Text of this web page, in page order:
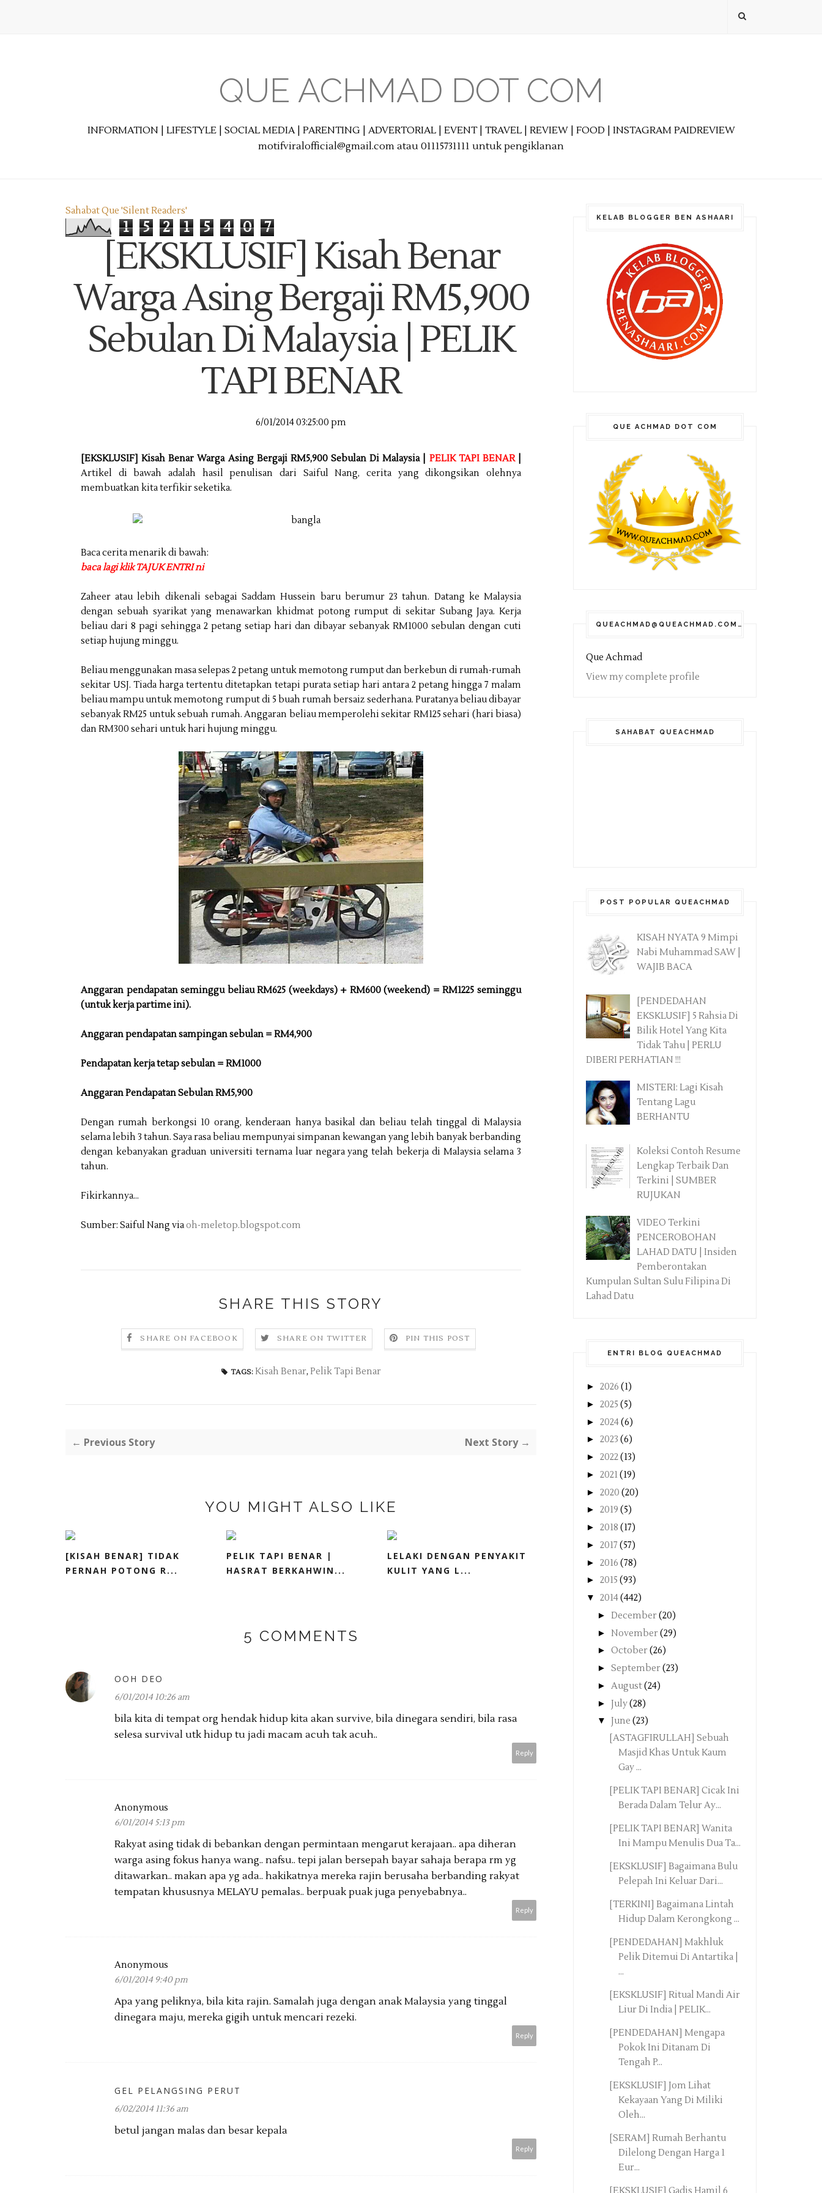
QUE ACHMAD DOT COM
INFORMATION | LIFESTYLE | SOCIAL MEDIA | PARENTING | ADVERTORIAL | EVENT | TRAVEL | REVIEW | FOOD | INSTAGRAM PAIDREVIEW
motifviralofficial@gmail.com atau 01115731111 untuk pengiklanan
Sahabat Que 'Silent Readers'
1 5 2 1 5 4 0 7
[EKSKLUSIF] Kisah Benar
Warga Asing Bergaji RM5,900
Sebulan Di Malaysia | PELIK
TAPI BENAR
6/01/2014 03:25:00 pm
[EKSKLUSIF] Kisah Benar Warga Asing Bergaji RM5,900 Sebulan Di Malaysia | PELIK TAPI BENAR|
Artikel di bawah adalah hasil penulisan dari Saiful Nang, cerita yang dikongsikan olehnya
membuatkan kita terfikir seketika.
Baca cerita menarik di bawah:
baca lagi klik TAJUK ENTRI ni
Zaheer atau lebih dikenali sebagai Saddam Hussein baru berumur 23 tahun. Datang ke Malaysia
dengan sebuah syarikat yang menawarkan khidmat potong rumput di sekitar Subang Jaya. Kerja
beliau dari 8 pagi sehingga 2 petang setiap hari dan dibayar sebanyak RM1000 sebulan dengan cuti
setiap hujung minggu.
Beliau menggunakan masa selepas 2 petang untuk memotong rumput dan berkebun di rumah-rumah
sekitar USJ. Tiada harga tertentu ditetapkan tetapi purata setiap hari antara 2 petang hingga 7 malam
beliau mampu untuk memotong rumput di 5 buah rumah bersaiz sederhana. Puratanya beliau dibayar
sebanyak RM25 untuk sebuah rumah. Anggaran beliau memperolehi sekitar RM125 sehari (hari biasa)
dan RM300 sehari untuk hari hujung minggu.
Anggaran pendapatan seminggu beliau RM625 (weekdays) + RM600 (weekend) = RM1225 seminggu
(untuk kerja partime ini).
Anggaran pendapatan sampingan sebulan = RM4,900
Pendapatan kerja tetap sebulan = RM1000
Anggaran Pendapatan Sebulan RM5,900
Dengan rumah berkongsi 10 orang, kenderaan hanya basikal dan beliau telah tinggal di Malaysia
selama lebih 3 tahun. Saya rasa beliau mempunyai simpanan kewangan yang lebih banyak berbanding
dengan kebanyakan graduan universiti ternama luar negara yang telah bekerja di Malaysia selama 3
tahun.
Fikirkannya…
Sumber: Saiful Nang viaoh-meletop.blogspot.com
SHARE THIS STORY
SHARE ON FACEBOOK SHARE ON TWITTER PIN THIS POST
TAGS: Kisah Benar, Pelik Tapi Benar
← Previous Story Next Story →
YOU MIGHT ALSO LIKE
[KISAH BENAR] TIDAK
PERNAH POTONG R...
PELIK TAPI BENAR |
HASRAT BERKAHWIN...
LELAKI DENGAN PENYAKIT
KULIT YANG L...
5 COMMENTS
OOH DEO
6/01/2014 10:26 am
bila kita di tempat org hendak hidup kita akan survive, bila dinegara sendiri, bila rasa
selesa survival utk hidup tu jadi macam acuh tak acuh..
Reply
Anonymous
6/01/2014 5:13 pm
Rakyat asing tidak di bebankan dengan permintaan mengarut kerajaan.. apa diheran
warga asing fokus hanya wang.. nafsu.. tepi jalan bersepah bayar sahaja berapa rm yg
ditawarkan.. makan apa yg ada.. hakikatnya mereka rajin berusaha berbanding rakyat
tempatan khususnya MELAYU pemalas.. berpuak puak juga penyebabnya..
Reply
Anonymous
6/01/2014 9:40 pm
Apa yang peliknya, bila kita rajin. Samalah juga dengan anak Malaysia yang tinggal
dinegara maju, mereka gigih untuk mencari rezeki.
Reply
GEL PELANGSING PERUT
6/02/2014 11:36 am
betul jangan malas dan besar kepala
Reply
KELAB BLOGGER BEN ASHAARI
QUE ACHMAD DOT COM
QUEACHMAD@QUEACHMAD.COM
Que Achmad
View my complete profile
SAHABAT QUEACHMAD
POST POPULAR QUEACHMAD
KISAH NYATA 9 Mimpi
Nabi Muhammad SAW |
WAJIB BACA
[PENDEDAHAN
EKSKLUSIF] 5 Rahsia Di
Bilik Hotel Yang Kita
Tidak Tahu | PERLU
DIBERI PERHATIAN !!!
MISTERI: Lagi Kisah
Tentang Lagu
BERHANTU
Koleksi Contoh Resume
Lengkap Terbaik Dan
Terkini | SUMBER
RUJUKAN
VIDEO Terkini
PENCEROBOHAN
LAHAD DATU | Insiden
Pemberontakan
Kumpulan Sultan Sulu Filipina Di
Lahad Datu
ENTRI BLOG QUEACHMAD
► 2026 (1)
► 2025 (5)
► 2024(6)
► 2023 (6)
► 2022(13)
► 2021(19)
► 2020 (20)
► 2019 (5)
► 2018 (17)
► 2017 (57)
► 2016 (78)
► 2015 (93)
▼ 2014(442)
► December(20)
► November(29)
► October(26)
► September(23)
► August(24)
► July(28)
▼ June (23)
[ASTAGFIRULLAH] Sebuah
Masjid Khas Untuk Kaum
Gay ...
[PELIK TAPI BENAR] Cicak Ini
Berada Dalam Telur Ay...
[PELIK TAPI BENAR] Wanita
Ini Mampu Menulis Dua Ta...
[EKSKLUSIF] Bagaimana Bulu
Pelepah Ini Keluar Dari...
[TERKINI] Bagaimana Lintah
Hidup Dalam Kerongkong ...
[PENDEDAHAN] Makhluk
Pelik Ditemui Di Antartika |
...
[EKSKLUSIF] Ritual Mandi Air
Liur Di India | PELIK...
[PENDEDAHAN] Mengapa
Pokok Ini Ditanam Di
Tengah P...
[EKSKLUSIF] Jom Lihat
Kekayaan Yang Di Miliki
Oleh...
[SERAM] Rumah Berhantu
Dilelong Dengan Harga 1
Eur...